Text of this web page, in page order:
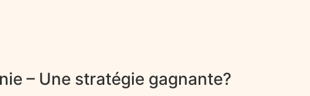
– Une stratégie gagnante?